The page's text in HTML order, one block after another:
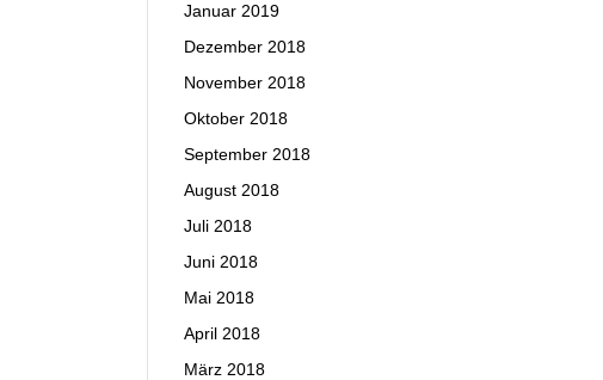
Januar 2019
Dezember 2018
November 2018
Oktober 2018
September 2018
August 2018
Juli 2018
Juni 2018
Mai 2018
April 2018
März 2018